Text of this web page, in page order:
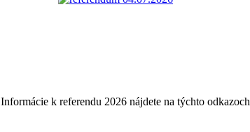
Informácie k referendu 2026 nájdete na týchto odkazoch